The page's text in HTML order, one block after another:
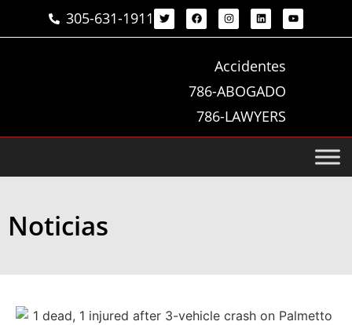
305-631-1911
Accidentes
786-ABOGADO
786-LAWYERS
Noticias